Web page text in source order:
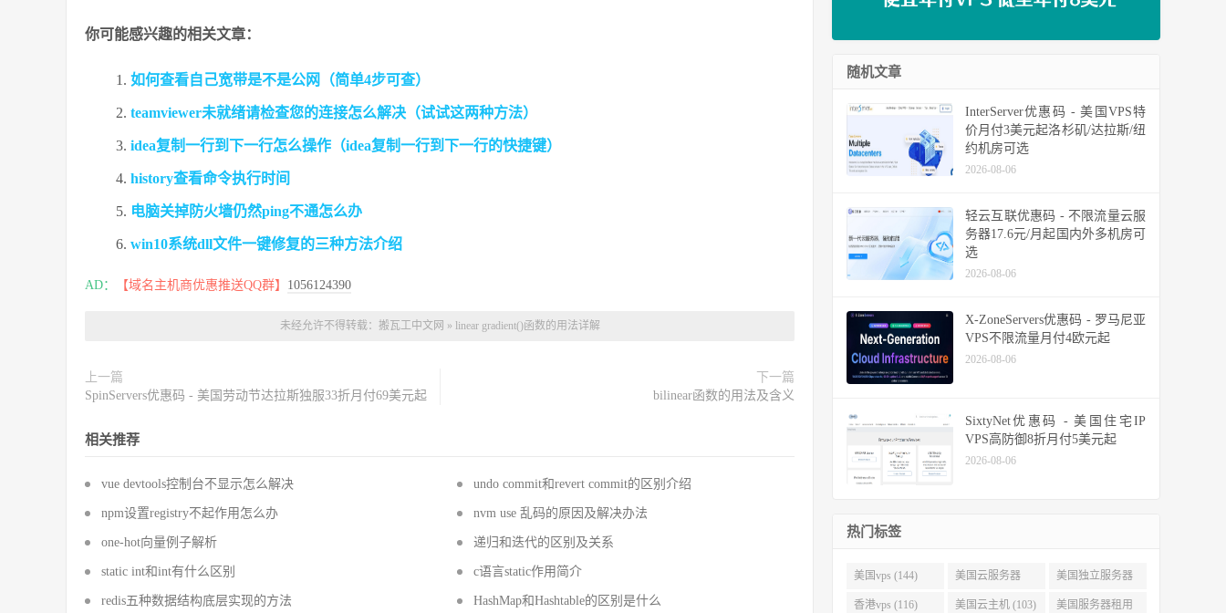
你可能感兴趣的相关文章：
如何查看自己宽带是不是公网（简单4步可查）
teamviewer未就绪请检查您的连接怎么解决（试试这两种方法）
idea复制一行到下一行怎么操作（idea复制一行到下一行的快捷键）
history查看命令执行时间
电脑关掉防火墙仍然ping不通怎么办
win10系统dll文件一键修复的三种方法介绍
AD： 【域名主机商优惠推送QQ群】 1056124390
未经允许不得转载： 搬瓦工中文网 » linear gradient()函数的用法详解
上一篇
SpinServers优惠码 - 美国劳动节达拉斯独服33折月付69美元起
下一篇
bilinear函数的用法及含义
相关推荐
vue devtools控制台不显示怎么解决 undo commit和revert commit的区别介绍
npm设置registry不起作用怎么办 nvm use 乱码的原因及解决办法
one-hot向量例子解析 递归和迭代的区别及关系
static int和int有什么区别 c语言static作用简介
redis五种数据结构底层实现的方法 HashMap和Hashtable的区别是什么
随机文章
InterServer优惠码 - 美国VPS特
价月付3美元起洛杉矶/达拉斯/纽
约机房可选
2026-08-06
轻云互联优惠码 - 不限流量云服
务器17.6元/月起国内外多机房可
选
2026-08-06
X-ZoneServers优惠码 - 罗马尼亚
VPS不限流量月付4欧元起
2026-08-06
SixtyNet优惠码 - 美国住宅IP
VPS高防御8折月付5美元起
2026-08-06
热门标签
美国vps (144) 美国云服务器
(143)
美国独立服务器
(118)
香港vps (116) 美国云主机 (103) 美国服务器租用